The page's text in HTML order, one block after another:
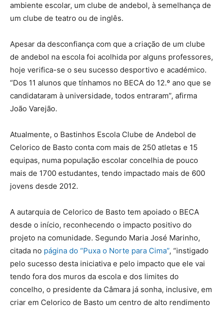
ambiente escolar, um clube de andebol, à semelhança de
um clube de teatro ou de inglês.
Apesar da desconfiança com que a criação de um clube
de andebol na escola foi acolhida por alguns professores,
hoje verifica-se o seu sucesso desportivo e académico.
“Dos 11 alunos que tínhamos no BECA do 12.º ano que se
candidataram à universidade, todos entraram”, afirma
João Varejão.
Atualmente, o Bastinhos Escola Clube de Andebol de
Celorico de Basto conta com mais de 250 atletas e 15
equipas, numa população escolar concelhia de pouco
mais de 1700 estudantes, tendo impactado mais de 600
jovens desde 2012.
A autarquia de Celorico de Basto tem apoiado o BECA
desde o início, reconhecendo o impacto positivo do
projeto na comunidade. Segundo Maria José Marinho,
citada no página do “Puxa o Norte para Cima”, “instigado
pelo sucesso desta iniciativa e pelo impacto que ele vai
tendo fora dos muros da escola e dos limites do
concelho, o presidente da Câmara já sonha, inclusive, em
criar em Celorico de Basto um centro de alto rendimento